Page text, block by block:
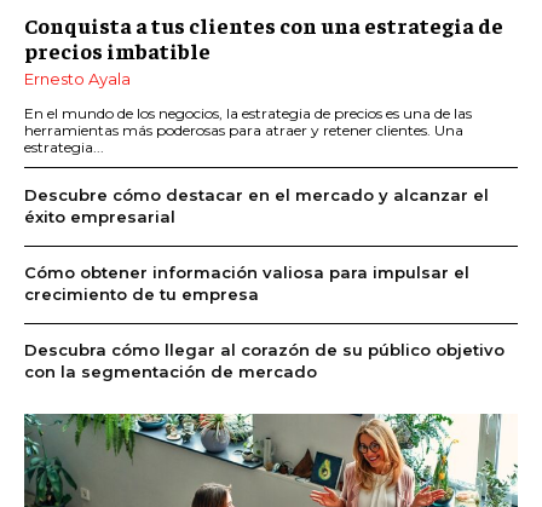
Conquista a tus clientes con una estrategia de
precios imbatible
Ernesto Ayala
En el mundo de los negocios, la estrategia de precios es una de las
herramientas más poderosas para atraer y retener clientes. Una
estrategia...
Descubre cómo destacar en el mercado y alcanzar el
éxito empresarial
Cómo obtener información valiosa para impulsar el
crecimiento de tu empresa
Descubra cómo llegar al corazón de su público objetivo
con la segmentación de mercado